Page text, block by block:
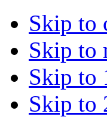
Skip to
Skip to
Skip to
Skip to